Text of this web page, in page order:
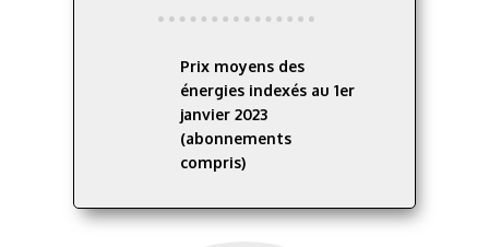
Prix moyens des
énergies indexés au 1er
janvier 2023
(abonnements
compris)